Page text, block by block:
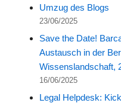
Umzug des Blogs
23/06/2025
Save the Date!
Austausch in der
Wissenslandschaft,
16/06/2025
Legal Helpdesk: